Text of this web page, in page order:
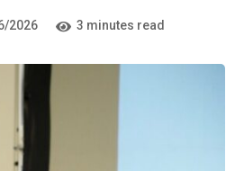
2026 3 minutes read